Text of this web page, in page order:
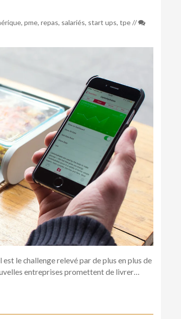
, pme, repas, salariés, start ups, tpe//
le challenge relevé par de plus en plus de
entreprises promettent de livrer…